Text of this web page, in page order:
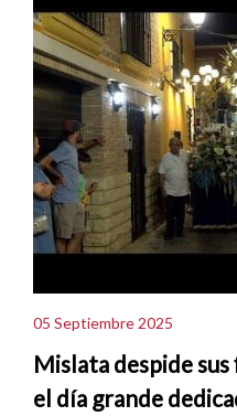
05 Septiembre 2025
Mislata despide
el día grande